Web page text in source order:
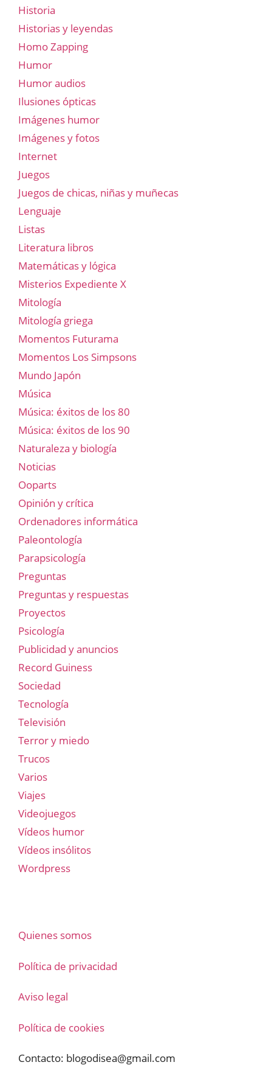
Historia
Historias y leyendas
Homo Zapping
Humor
Humor audios
Ilusiones ópticas
Imágenes humor
Imágenes y fotos
Internet
Juegos
Juegos de chicas, niñas y muñecas
Lenguaje
Listas
Literatura libros
Matemáticas y lógica
Misterios Expediente X
Mitología
Mitología griega
Momentos Futurama
Momentos Los Simpsons
Mundo Japón
Música
Música: éxitos de los 80
Música: éxitos de los 90
Naturaleza y biología
Noticias
Ooparts
Opinión y crítica
Ordenadores informática
Paleontología
Parapsicología
Preguntas
Preguntas y respuestas
Proyectos
Psicología
Publicidad y anuncios
Record Guiness
Sociedad
Tecnología
Televisión
Terror y miedo
Trucos
Varios
Viajes
Videojuegos
Vídeos humor
Vídeos insólitos
Wordpress
Quienes somos
Política de privacidad
Aviso legal
Política de cookies
Contacto: blogodisea@gmail.com